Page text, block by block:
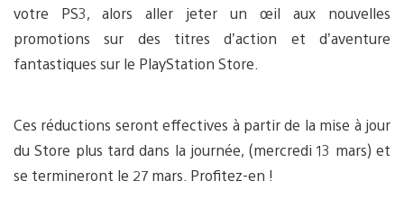
votre PS3, alors aller jeter un œil aux nouvelles
promotions sur des titres d’action et d’aventure
fantastiques sur le PlayStation Store.
Ces réductions seront effectives à partir de la mise à jour
du Store plus tard dans la journée, (mercredi 13 mars) et
se termineront le 27 mars. Profitez-en !